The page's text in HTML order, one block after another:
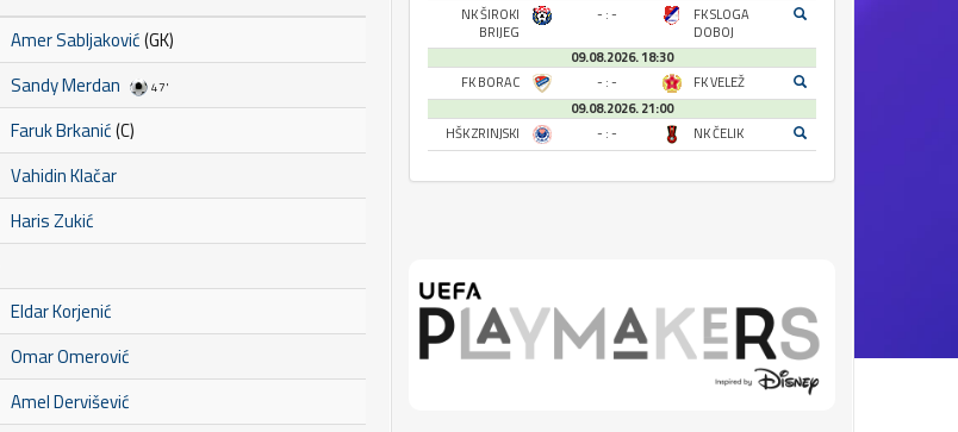
Amer Sabljaković(GK)
Sandy Merdan 47'
Faruk Brkanić(C)
Vahidin Klačar
Haris Zukić
Eldar Korjenić
Omar Omerović
Amel Dervišević
NK ŠIROKI
BRIJEG
- : -
FK SLOGA
DOBOJ
09.08.2026. 18:30
FK BORAC
- : -
FK VELEŽ
09.08.2026. 21:00
HŠK ZRINJSKI
- : - NK ČELIK